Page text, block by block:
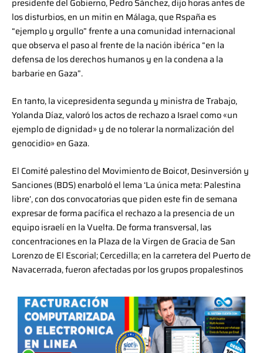
los disturbios, en un mitin en Málaga, que Rspaña es
“ejemplo y orgullo” frente a una comunidad internacional
que observa el paso al frente de la nación ibérica “en la
defensa de los derechos humanos y en la condena a la
barbarie en Gaza”.
En tanto, la vicepresidenta segunda y ministra de Trabajo,
Yolanda Díaz, valoró los actos de rechazo a Israel como «un
ejemplo de dignidad» y de no tolerar la normalización del
genocidio» en Gaza.
El Comité palestino del Movimiento de Boicot, Desinversión y
Sanciones (BDS) enarboló el lema ‘La única meta: Palestina
libre’, con dos convocatorias que piden este fin de semana
expresar de forma pacífica el rechazo a la presencia de un
equipo israelí en la Vuelta. De forma transversal, las
concentraciones en la Plaza de la Virgen de Gracia de San
Lorenzo de El Escorial; Cercedilla; en la carretera del Puerto de
Navacerrada, fueron afectadas por los grupos propalestinos